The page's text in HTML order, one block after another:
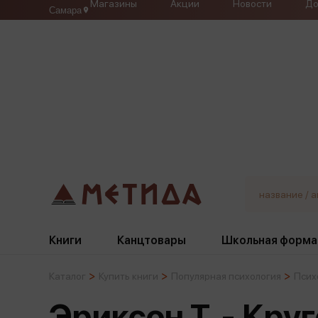
Самара
Магазины Акции Новости
Книги Канцтовары Школьная форма